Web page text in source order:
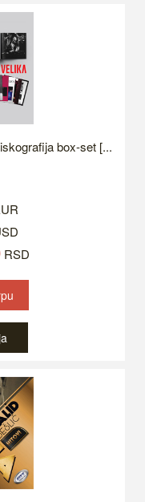
box-set [...
RSD